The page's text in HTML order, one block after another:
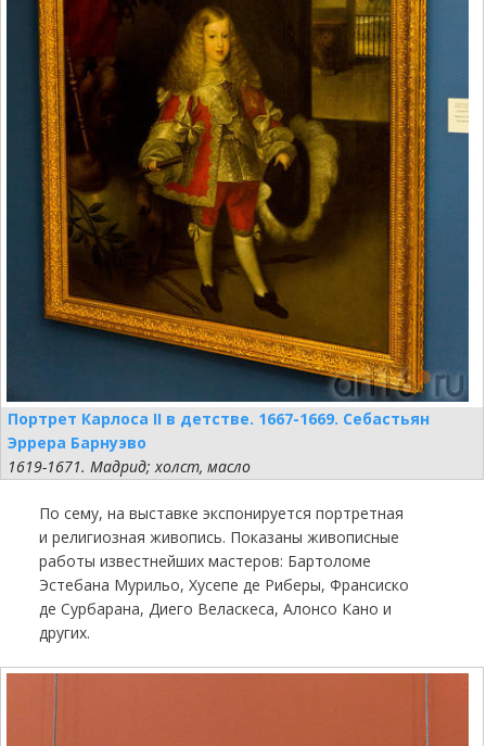
Портрет Карлоса II в детстве. 1667-1669. Себастьян
Эррера Барнуэво
1619-1671. Мадрид; холст, масло
По сему, на выставке экспонируется портретная
и религиозная живопись. Показаны живописные
работы известнейших мастеров: Бартоломе
Эстебана Мурильо, Хусепе де Риберы, Франсиско
де Сурбарана, Диего Веласкеса, Алонсо Кано и
других.